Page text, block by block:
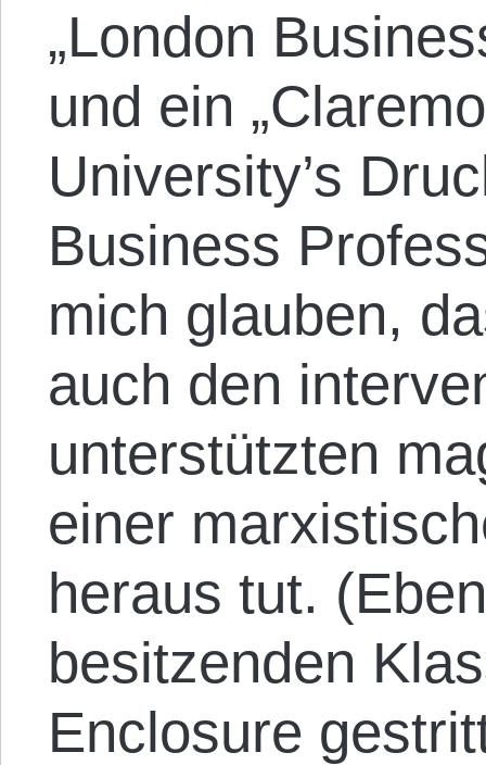
„London
und ein
University’s
Business
mich glauben,
auch den
unterstützten
einer
heraus tut.
besitzenden
Enclosure